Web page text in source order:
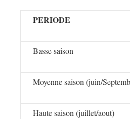
PERIODE
Basse saison
Moyenne saison (juin/
Haute saison (juillet/aout)